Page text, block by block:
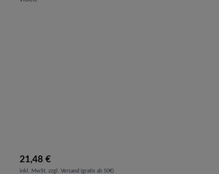
21,48 €
inkl. MwSt. zzgl. Versand (gratis ab 50€)